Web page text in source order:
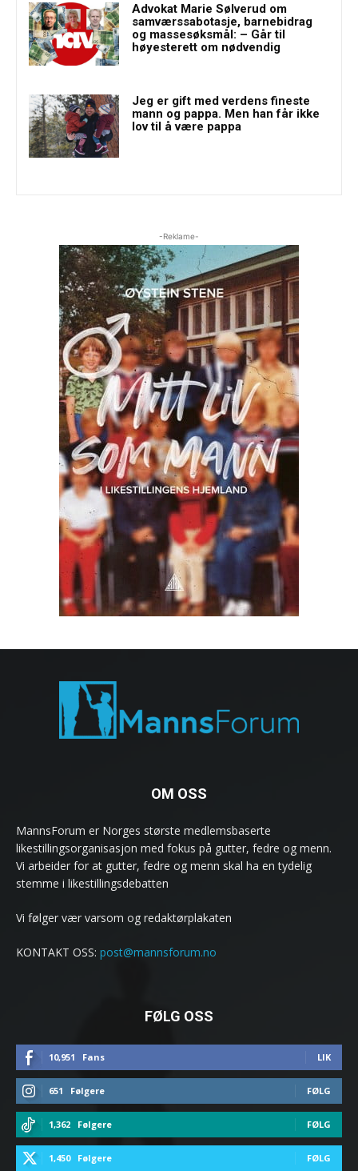
Advokat Marie Sølverud om
samværssabotasje, barnebidrag
og massesøksmål: – Går til
høyesterett om nødvendig
Jeg er gift med verdens fineste
mann og pappa. Men han får ikke
lov til å være pappa
-Reklame-
OM OSS
MannsForum er Norges største medlemsbaserte
likestillingsorganisasjon med fokus på gutter, fedre og menn.
Vi arbeider for at gutter, fedre og menn skal ha en tydelig
stemme i likestillingsdebatten
Vi følger vær varsom og redaktørplakaten
KONTAKT OSS: post@mannsforum.no
FØLG OSS
10,951 Fans LIK
651 Følgere FØLG
1,362 Følgere FØLG
1,450 Følgere FØLG